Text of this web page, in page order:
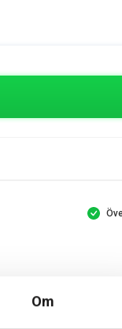
Om